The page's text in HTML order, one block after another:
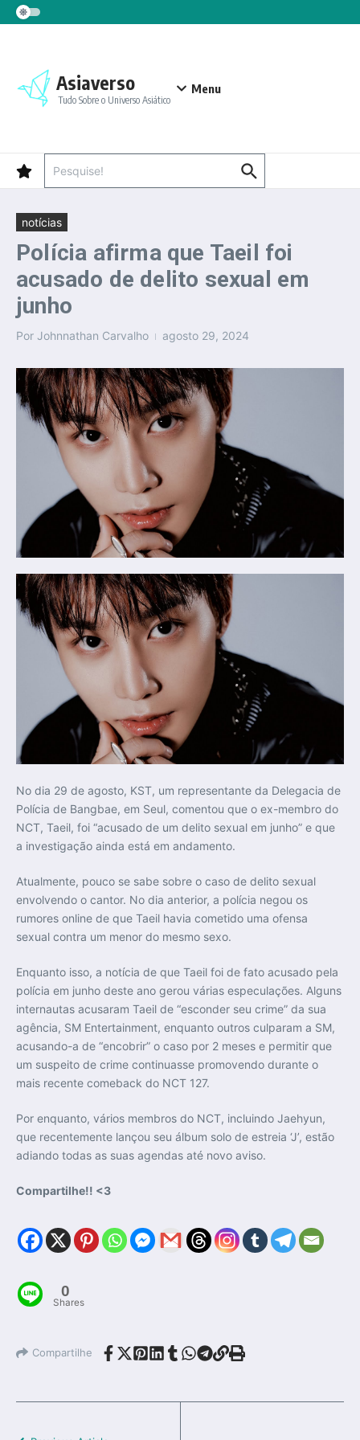
Ir para o conteúdo
Asiaverso
Tudo Sobre o Universo Asiático
Menu
notícias
Polícia afirma que Taeil foi
acusado de delito sexual em
junho
Por Johnnathan Carvalho agosto 29, 2024
No dia 29 de agosto, KST, um representante da Delegacia de
Polícia de Bangbae, em Seul, comentou que o ex-membro do
NCT, Taeil, foi “acusado de um delito sexual em junho” e que
a investigação ainda está em andamento.
Atualmente, pouco se sabe sobre o caso de delito sexual
envolvendo o cantor. No dia anterior, a polícia negou os
rumores online de que Taeil havia cometido uma ofensa
sexual contra um menor do mesmo sexo.
Enquanto isso, a notícia de que Taeil foi de fato acusado pela
polícia em junho deste ano gerou várias especulações. Alguns
internautas acusaram Taeil de “esconder seu crime” da sua
agência, SM Entertainment, enquanto outros culparam a SM,
acusando-a de “encobrir” o caso por 2 meses e permitir que
um suspeito de crime continuasse promovendo durante o
mais recente comeback do NCT 127.
Por enquanto, vários membros do NCT, incluindo Jaehyun,
que recentemente lançou seu álbum solo de estreia ‘J’, estão
adiando todas as suas agendas até novo aviso.
Compartilhe!! <3
0
Shares
Compartilhe